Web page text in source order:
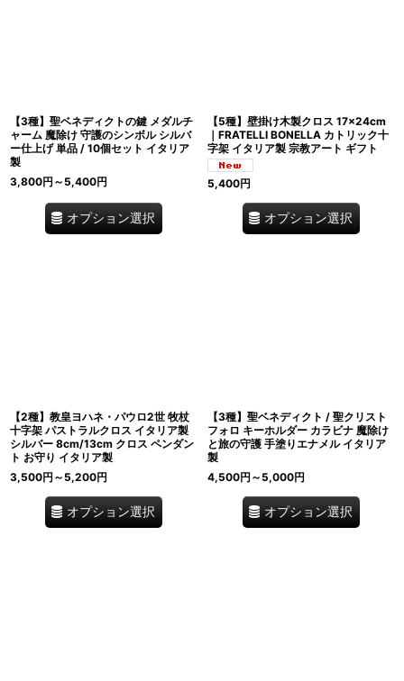
【3種】聖ベネディクトの鍵 メダルチ
ャーム 魔除け 守護のシンボル シルバ
ー仕上げ 単品 / 10個セット イタリア
製
3,800円 ～5,400円
オプション選択
【5種】壁掛け木製クロス 17×24cm
｜FRATELLI BONELLA カトリック十
字架 イタリア製 宗教アート ギフト
5,400円
オプション選択
【2種】教皇ヨハネ・パウロ2世 牧杖
十字架 パストラルクロス イタリア製
シルバー 8cm/13cm クロス ペンダン
ト お守り イタリア製
3,500円 ～5,200円
オプション選択
【3種】聖ベネディクト / 聖クリスト
フォロ キーホルダー カラビナ 魔除け
と旅の守護 手塗りエナメル イタリア
製
4,500円 ～5,000円
オプション選択